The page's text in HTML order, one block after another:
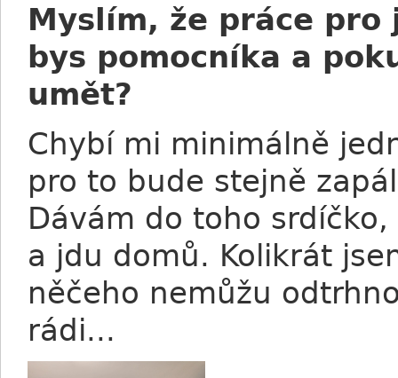
Myslím, že práce
bys pomocníka a
umět?
Chybí mi minimálně
pro to bude stejně
Dávám do toho
a jdu domů. Kolikrát
něčeho nemůžu
rádi...